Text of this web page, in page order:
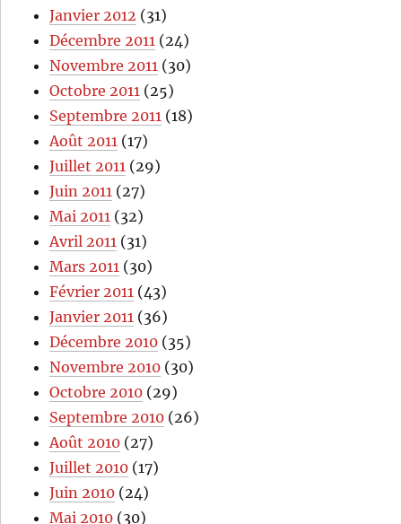
Janvier 2012 (31)
Décembre 2011 (24)
Novembre 2011 (30)
Octobre 2011 (25)
Septembre 2011 (18)
Août 2011 (17)
Juillet 2011 (29)
Juin 2011 (27)
Mai 2011 (32)
Avril 2011 (31)
Mars 2011 (30)
Février 2011 (43)
Janvier 2011 (36)
Décembre 2010 (35)
Novembre 2010 (30)
Octobre 2010 (29)
Septembre 2010 (26)
Août 2010 (27)
Juillet 2010 (17)
Juin 2010 (24)
Mai 2010 (30)